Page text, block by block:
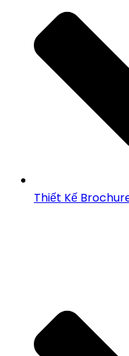
Thiết Kế